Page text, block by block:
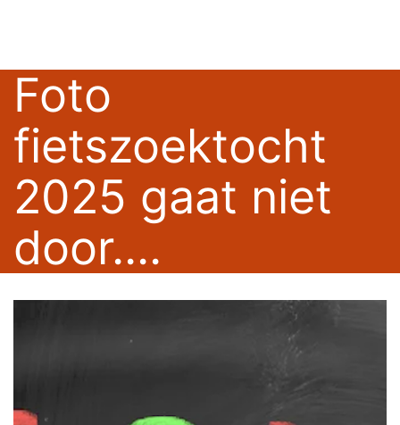
Foto
fietszoektocht
2025 gaat niet
door....